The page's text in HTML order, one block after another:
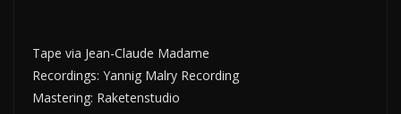
Tape via Jean-Claude Madame
Recordings: Yannig Malry Recording
Mastering: Raketenstudio